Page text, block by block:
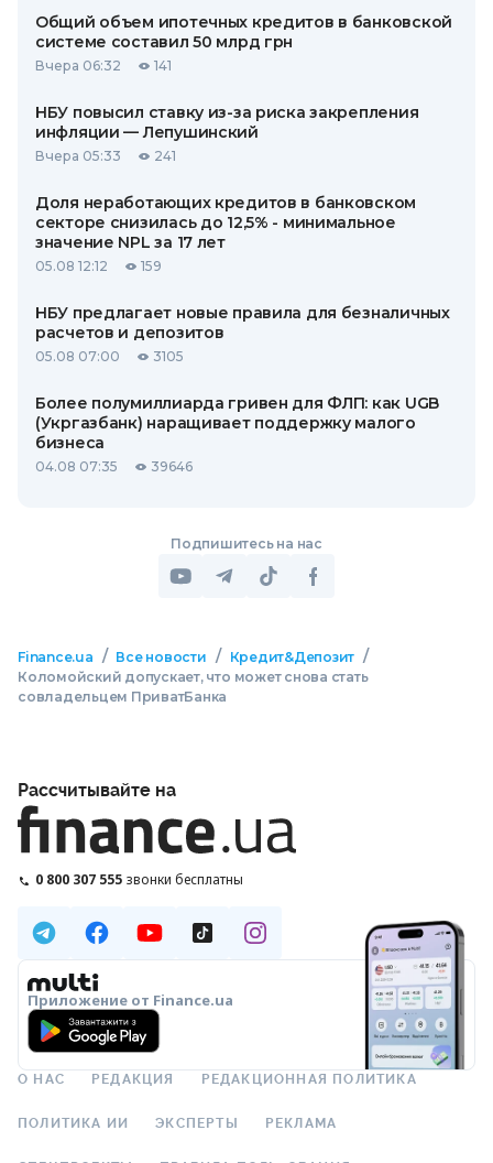
Общий объем ипотечных кредитов в банковской
системе составил 50 млрд грн
Вчера 06:32 141
НБУ повысил ставку из-за риска закрепления
инфляции — Лепушинский
Вчера 05:33 241
Доля неработающих кредитов в банковском
секторе снизилась до 12,5% - минимальное
значение NPL за 17 лет
05.08 12:12 159
НБУ предлагает новые правила для безналичных
расчетов и депозитов
05.08 07:00 3105
Более полумиллиарда гривен для ФЛП: как UGB
(Укргазбанк) наращивает поддержку малого
бизнеса
04.08 07:35 39646
Подпишитесь на нас
Finance.ua / Все новости / Кредит&Депозит /
Коломойский допускает, что может снова стать
совладельцем ПриватБанка
Рассчитывайте на
0 800 307 555 звонки бесплатны
Приложение от Finance.ua
О НАС РЕДАКЦИЯ РЕДАКЦИОННАЯ ПОЛИТИКА
ПОЛИТИКА ИИ ЭКСПЕРТЫ РЕКЛАМА